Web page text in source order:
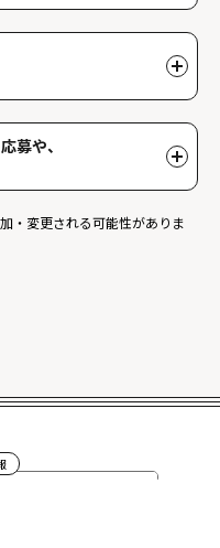
、マイページでいつでも閲
ができ、他のファンが投稿
募や、
できます。
・変更される可能性がありま